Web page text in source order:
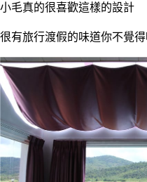
小毛真的很喜歡這樣的設計
很有旅行渡假的味道你不覺